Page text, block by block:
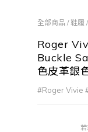
全部商品 /鞋履 /
Roger
Buckle
色皮革銀
#Roger Vivie
若